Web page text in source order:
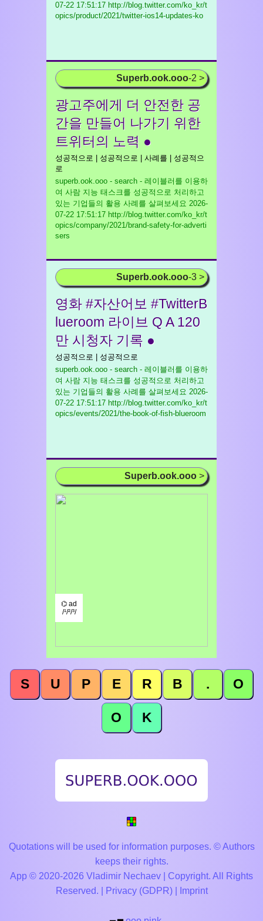
07-22 17:51:17 http://blog.twitter.com/ko_kr/t
opics/product/2021/twitter-ios14-updates-ko
Superb.ook.ooo-2 >
광고주에게 더 안전한 공
간을 만들어 나가기 위한
트위터의 노력 ●
성공적으로 | 성공적으로 | 사례를 | 성공적으
로
superb.ook.ooo - search - 레이블러를 이용하
여 사람 지능 태스크를 성공적으로 처리하고
있는 기업들의 활용 사례를 살펴보세요 2026-
07-22 17:51:17 http://blog.twitter.com/ko_kr/t
opics/company/2021/brand-safety-for-adverti
sers
Superb.ook.ooo-3 >
영화 #자산어보 #TwitterB
lueroom 라이브 Q A 120
만 시청자 기록 ●
성공적으로 | 성공적으로
superb.ook.ooo - search - 레이블러를 이용하
여 사람 지능 태스크를 성공적으로 처리하고
있는 기업들의 활용 사례를 살펴보세요 2026-
07-22 17:51:17 http://blog.twitter.com/ko_kr/t
opics/events/2021/the-book-of-fish-blueroom
Superb.ook.ooo >
⌬ ad
/¹/²/³/
S U P E R B . O
O K
Quotations will be used for information purposes. © Authors
keeps their rights.
App © 2020-2026 Vladimir Nechaev | Copyright. All Rights
Reserved. |
Privacy (GDPR)| Imprint